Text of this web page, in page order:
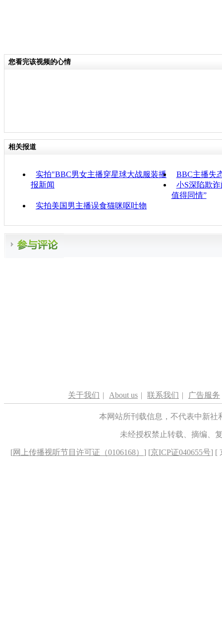
您看完该视频的心情
相关报道
实拍"BBC男女主播穿星球大战服装播
报新闻
BBC主播失
小S深陷欺
值得同情”
实拍美国男主播误食猫咪呕吐物
关于我们 | About us | 联系我们 | 广告服务
本网站所刊载信息，不代表中新
未经授权禁止转载、摘编、
[网上传播视听节目许可证（0106168） ] [京ICP证040655号] [